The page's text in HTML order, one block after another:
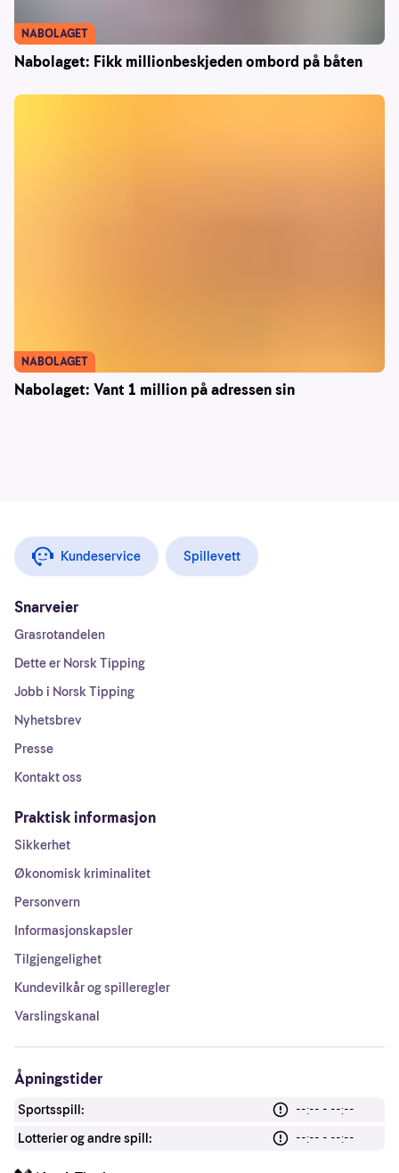
Nabolaget: Fikk millionbeskjeden ombord på båten
NABOLAGET
Nabolaget: Vant 1 million på adressen sin
NABOLAGET
Kundeservice Spillevett
Snarveier
Grasrotandelen
Dette er Norsk Tipping
Jobb i Norsk Tipping
Nyhetsbrev
Presse
Kontakt oss
Praktisk informasjon
Sikkerhet
Økonomisk kriminalitet
Personvern
Informasjonskapsler
Tilgjengelighet
Kundevilkår og spilleregler
Varslingskanal
Åpningstider
Sportsspill:
--:-- - --:--
Lotterier og andre spill:
--:-- - --:--